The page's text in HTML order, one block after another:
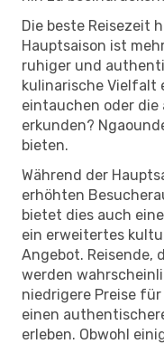
Die beste Reisezeit
Hauptsaison ist
ruhiger und
kulinarische Vielfalt
eintauchen oder die
erkunden?
bieten.
Während der
erhöhten
bietet dies auch
ein erweitertes
Angebot. Reisende,
werden
niedrigere Preise
einen
erleben. Obwohl